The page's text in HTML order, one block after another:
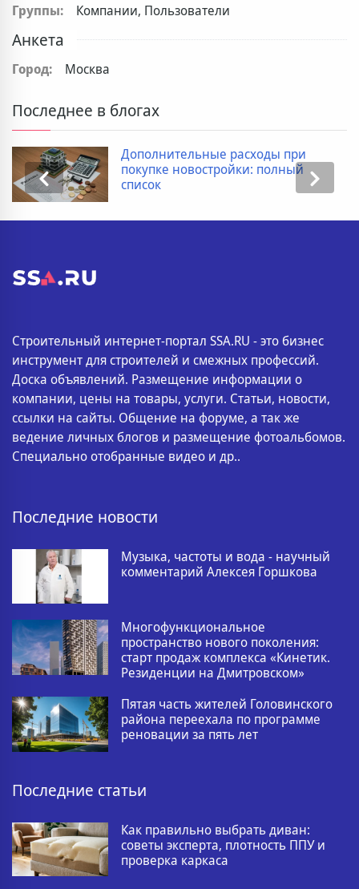
Группы:
Компании, Пользователи
Анкета
Город: Москва
Последнее в блогах
Дополнительные расходы при
покупке новостройки: полный
список
Строительный интернет-портал SSA.RU - это бизнес
инструмент для строителей и смежных профессий.
Доска объявлений. Размещение информации о
компании, цены на товары, услуги. Статьи, новости,
ссылки на сайты. Общение на форуме, а так же
ведение личных блогов и размещение фотоальбомов.
Специально отобранные видео и др..
Последние новости
Музыка, частоты и вода - научный
комментарий Алексея Горшкова
Многофункциональное
пространство нового поколения:
старт продаж комплекса «Кинетик.
Резиденции на Дмитровском»
Пятая часть жителей Головинского
района переехала по программе
реновации за пять лет
Последние статьи
Как правильно выбрать диван:
советы эксперта, плотность ППУ и
проверка каркаса